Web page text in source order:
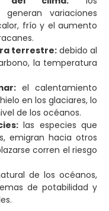
variaciones
frío y el aumento
terrestre: debido al
la temperatura
el calentamiento
en los glaciares, lo
de los océanos.
las especies que
emigran hacia otros
corren el riesgo
de los océanos,
de potabilidad y